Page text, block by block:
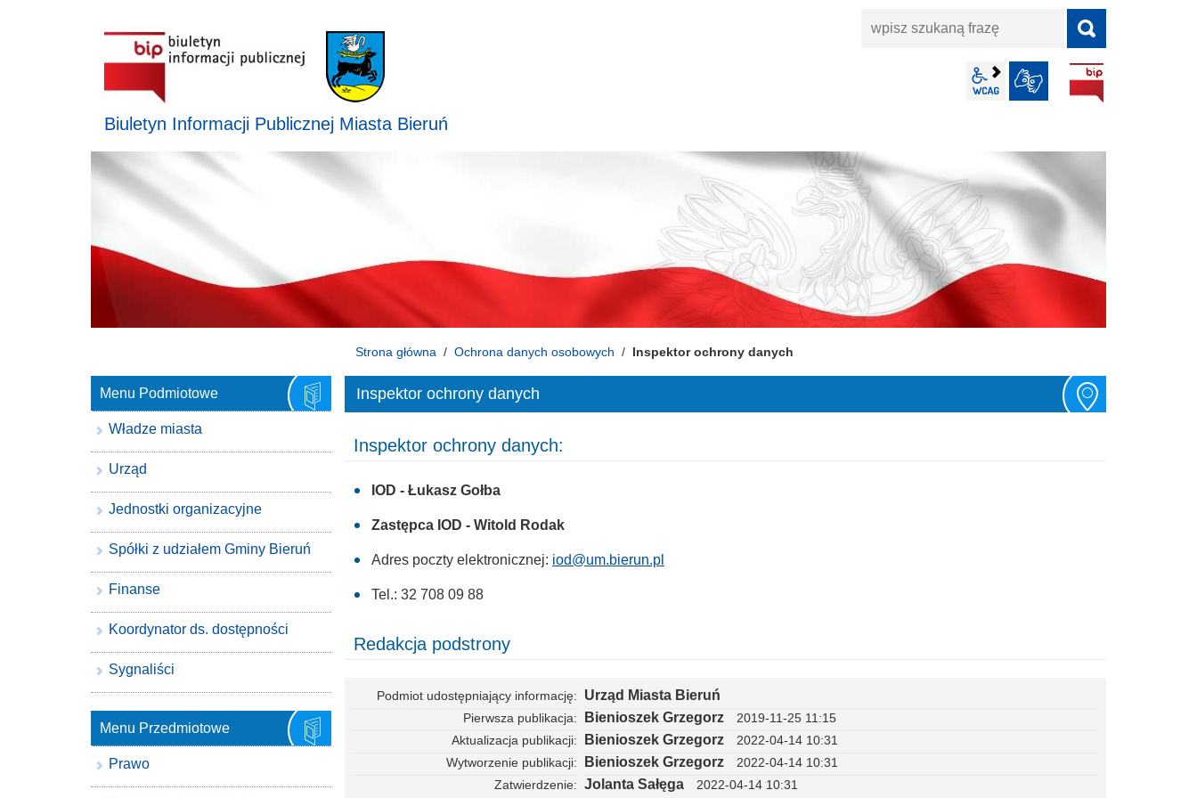
Biuletyn Informacji Publicznej Miasta Bieruń
wpisz
wcag2.1
Strona główna Ochrona danych osobowych Inspektor ochrony danych
Inspektor ochrony danych
Inspektor ochrony danych:
IOD - Łukasz Gołba
Zastępca IOD - Witold Rodak
Adres poczty elektronicznej: iod@um.bierun.pl
Tel.: 32 708 09 88
Redakcja podstrony
Podmiot udostępniający informację Urząd Miasta Bieruń
Pierwsza publikacja Bienioszek Grzegorz
2019-11-25 11:15
Aktualizacja publikacji
Bienioszek Grzegorz
2022-04-14 10:31
Wytworzenie publikacji
Bienioszek Grzegorz
2022-04-14 10:31
Zatwierdzenie
Jolanta Sałęga 2022-04-14 10:31
Menu Podmiotowe
Władze miasta
Urząd
Jednostki organizacyjne
Spółki z udziałem Gminy Bieruń
Finanse
Koordynator ds. dostępności
Sygnaliści
Menu Przedmiotowe
Prawo